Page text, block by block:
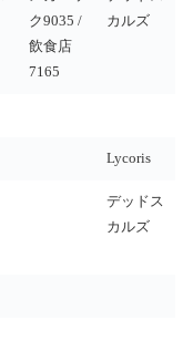
ク9035 /
飲食店
7165
カルズ
Lycoris
デッドス
カルズ